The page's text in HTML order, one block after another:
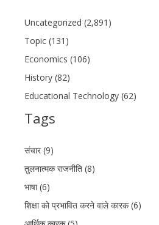
Uncategorized (2,891)
Topic (131)
Economics (106)
History (82)
Educational Technology (62)
Tags
संचार (9)
तुलनात्मक राजनीति (8)
भाषा (6)
शिक्षा को प्रभावित करने वाले कारक (6)